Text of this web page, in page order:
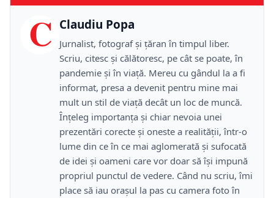
C Claudiu Popa
Jurnalist, fotograf și țăran în timpul liber.
Scriu, citesc și călătoresc, pe cât se poate, în
pandemie și în viață. Mereu cu gândul la a fi
informat, presa a devenit pentru mine mai
mult un stil de viață decât un loc de muncă.
Înțeleg importanța și chiar nevoia unei
prezentări corecte și oneste a realității, într-o
lume din ce în ce mai aglomerată și sufocată
de idei și oameni care vor doar să își impună
propriul punctul de vedere. Când nu scriu, îmi
place să iau orașul la pas cu camera foto în